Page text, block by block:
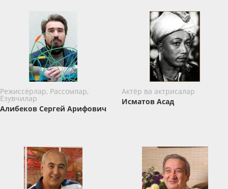
Режиссёрлар, Рассомлар,
Ёзувчилар
Алибеков Сергей Арифович
Актёр ва актрисалар
Исматов Асад